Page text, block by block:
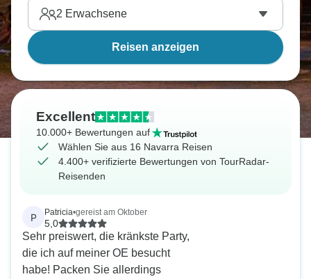
2 Erwachsene
Reisen anzeigen
Excellent
10.000+ Bewertungen auf
Wählen Sie aus 16 Navarra Reisen
4.400+ verifizierte Bewertungen von TourRadar-
Reisenden
P Patricia•gereist am Oktober
5,0
Sehr preiswert, die kränkste Party,
die ich auf meiner OE besucht
habe! Packen Sie allerdings